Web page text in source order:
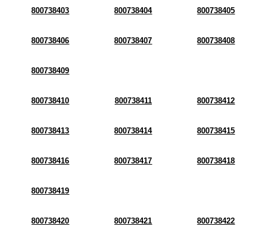
800738403 800738404 800738405
800738406 800738407 800738408
800738409
800738410 800738411 800738412
800738413 800738414 800738415
800738416 800738417 800738418
800738419
800738420 800738421 800738422